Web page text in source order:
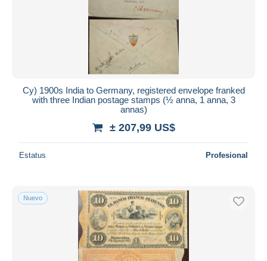
Cy) 1900s India to Germany, registered envelope franked
with three Indian postage stamps (½ anna, 1 anna, 3
annas)
± 207,99 US$
Estatus Profesional
Nuevo